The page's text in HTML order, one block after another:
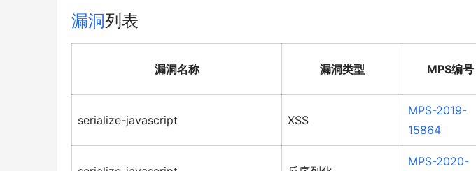
漏洞列表
漏洞名称 漏洞类型 MPS编号
serialize-javascript XSS
MPS-2019-
15864
MPS-2020-